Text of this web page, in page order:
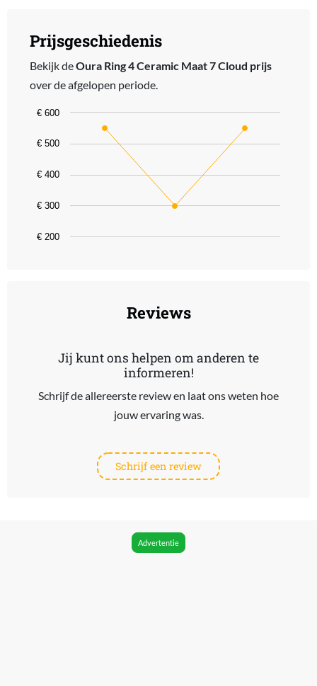
Prijsgeschiedenis
Bekijk deOura Ring 4 Ceramic Maat 7 Cloud prijs
over de afgelopen periode.
Chart
Line chart with 3 data points.
The chart has 1 X axis displaying categories.
The chart has 1 Y axis displaying values. Data ranges from 299 to
€ 200
€ 300
€ 400
€ 500
€ 600
Reviews
Jij kunt ons helpen om anderen te
informeren!
Schrijf de allereerste review en laat ons weten hoe
jouw ervaring was.
Schrijf een review
Advertentie